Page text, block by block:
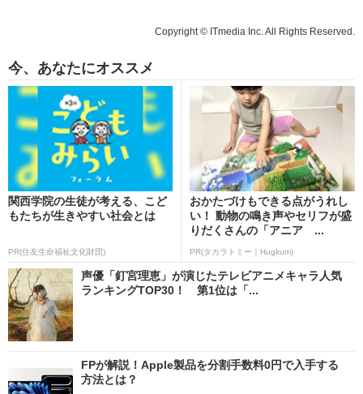
Copyright © ITmedia Inc. All Rights Reserved.
今、あなたにオススメ
関西学院の生徒が考える、こど
もたちが生きやすい社会とは
PR(住友生命福祉文化財団)
おかたづけもできる点がうれし
い！ 動物の鳴き声やセリフが盛
りだくさんの「アニア ...
PR(タカラトミー｜Hugkum)
声優「釘宮理恵」が演じたテレビアニメキャラ人気
ランキングTOP30！ 第1位は「...
FPが解説！Apple製品を分割手数料0円で入手する
方法とは？